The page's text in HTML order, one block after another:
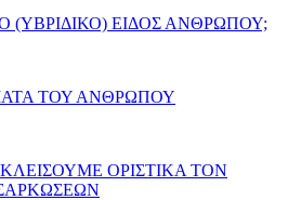
ΕΙΔΟΣ ΑΝΘΡΩΠΟΥ;
ΤΟΥ ΑΝΘΡΩΠΟΥ
ΟΡΙΣΤΙΚΑ ΤΟΝ